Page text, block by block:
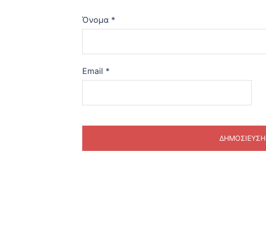
Όνομα *
Email *